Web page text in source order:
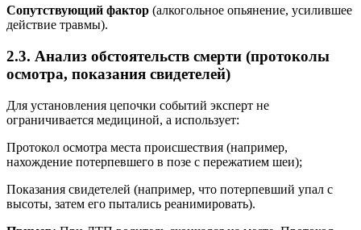
Сопутствующий фактор (алкогольное опьянение, усилившее
действие травмы).
2.3. Анализ обстоятельств смерти (протоколы
осмотра, показания свидетелей)
Для установления цепочки событий эксперт не
ограничивается медициной, а использует:
Протокол осмотра места происшествия (например,
нахождение потерпевшего в позе с пережатием шеи);
Показания свидетелей (например, что потерпевший упал с
высоты, затем его пытались реанимировать).